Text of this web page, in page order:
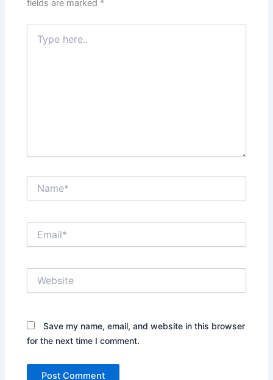
fields are marked *
here..
Save my name, email, and website in this browser
for the next time I comment.